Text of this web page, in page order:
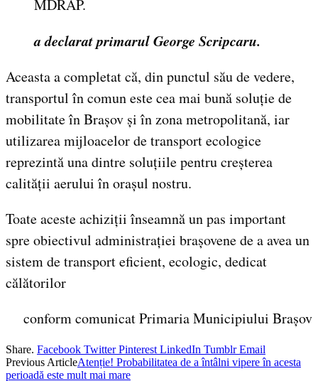
MDRAP.
a declarat primarul George Scripcaru.
Aceasta a completat că, din punctul său de vedere,
transportul în comun este cea mai bună soluție de
mobilitate în Brașov și în zona metropolitană, iar
utilizarea mijloacelor de transport ecologice
reprezintă una dintre soluțiile pentru creșterea
calității aerului în orașul nostru.
Toate aceste achiziții înseamnă un pas important
spre obiectivul administrației brașovene de a avea un
sistem de transport eficient, ecologic, dedicat
călătorilor
conform comunicat Primaria Municipiului Brașov
Share. Facebook Twitter Pinterest LinkedIn Tumblr Email
Previous ArticleAtenție! Probabilitatea de a întâlni vipere în acesta
perioadă este mult mai mare